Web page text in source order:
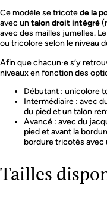
Ce modèle se tricotede la
avec untalon droit intégré
avec des mailles jumelles. Le
ou tricolore selon le niveau
Afin que chacun⸱e s’y
niveaux en fonction des
Débutant : unicolore
Intermédiaire : avec
du pied et un talon
Avancé : avec du
pied et avant la
bordure tricotés avec
Tailles